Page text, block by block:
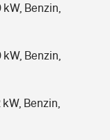
Benzin,
Benzin,
Benzin,